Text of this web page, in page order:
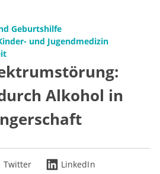
Geburtshilfe
und Jugendmedizin
Alkohol in
Twitter LinkedIn